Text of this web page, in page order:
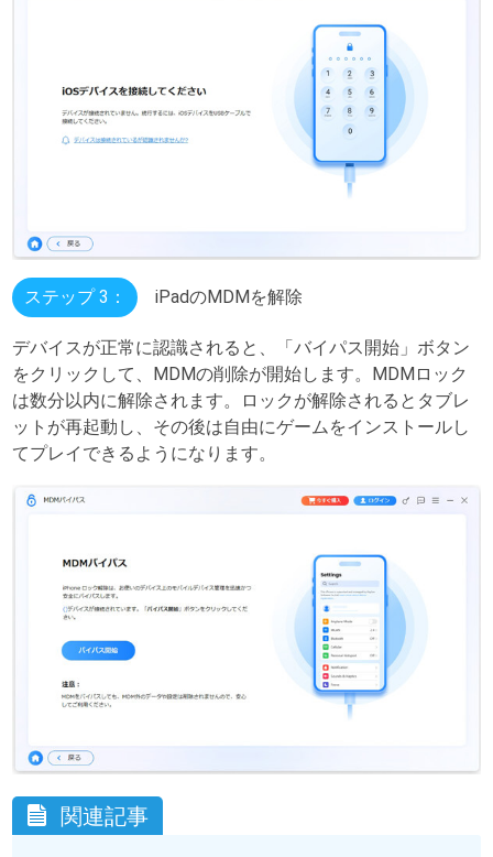
ステップ 3： iPadのMDMを解除
デバイスが正常に認識されると、「バイパス開始」ボタン
をクリックして、MDMの削除が開始します。MDMロック
は数分以内に解除されます。ロックが解除されるとタブレ
ットが再起動し、その後は自由にゲームをインストールし
てプレイできるようになります。
関連記事